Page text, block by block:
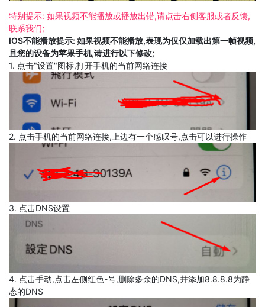
特别提示: 如果视频不能播放或播放出错,请点击右侧客服或者反馈,
联系我们;
IOS不能播放提示: 如果视频不能播放,表现为仅仅加载出第一帧视频,
且您的设备为苹果手机,请进行以下修改;
1. 点击"设置"图标,打开手机的当前网络连接
2. 点击手机的当前网络连接,上边有一个感叹号,点击可以进行操作
3. 点击DNS设置
4. 点击手动,点击左侧红色-号,删除多余的DNS,并添加8.8.8.8为静
态的DNS